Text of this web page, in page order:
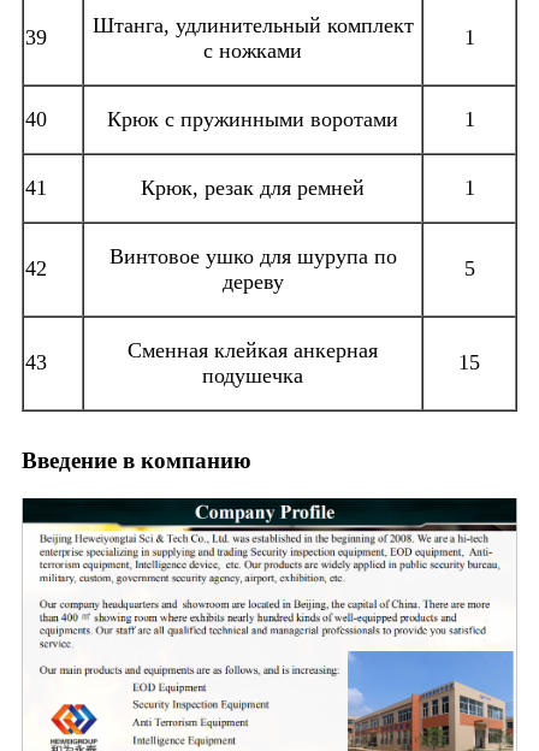
39
Штанга, удлинительный комплект
с ножками
1
40 Крюк с пружинными воротами 1
41 Крюк, резак для ремней 1
42
Винтовое ушко для шурупа по
дереву
5
43
Сменная клейкая анкерная
подушечка
15
Введение в компанию